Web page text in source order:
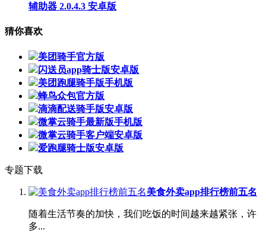
辅助器 2.0.4.3 安卓版
猜你喜欢
美团骑手官方版
闪送员app骑士版安卓版
美团跑腿骑手版手机版
蜂鸟众包官方版
滴滴配送骑手版安卓版
微掌云骑手最新版手机版
微掌云骑手客户端安卓版
爱跑腿骑士版安卓版
专题下载
美食外卖app排行榜前五名
随着生活节奏的加快，我们吃饭的时间越来越紧张，许
多...